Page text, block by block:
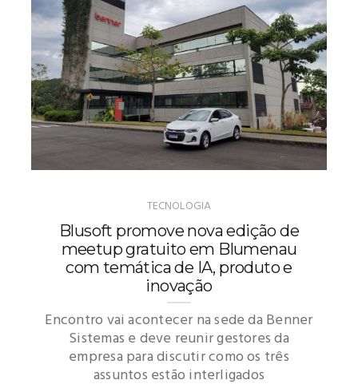
TECNOLOGIA
Blusoft promove nova edição de
meetup gratuito em Blumenau
com temática de IA, produto e
inovação
Encontro vai acontecer na sede da Benner
Sistemas e deve reunir gestores da
empresa para discutir como os três
assuntos estão interligados